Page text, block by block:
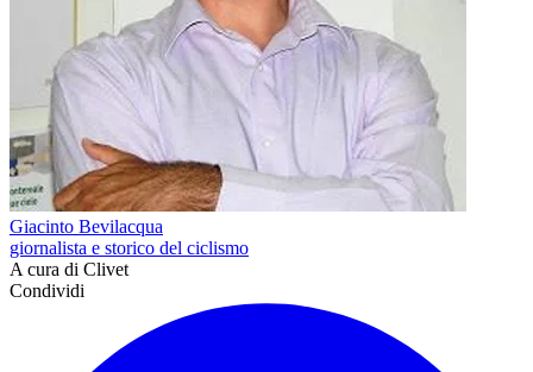
Giacinto Bevilacqua
giornalista e storico del ciclismo
A cura di Clivet
Condividi